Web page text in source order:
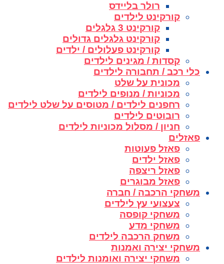
רולר בליידס
קורקינט לילדים
קורקינט 3 גלגלים
קורקינט גלגלים גדולים
קורקינט פעלולים / ילדים
קסדות / מגינים לילדים
כלי רכב / תחבורה לילדים
מכונית על שלט
מכוניות / מנופים לילדים
רחפנים לילדים / מטוסים על שלט לילדים
רובוטים לילדים
חניון / מסלול מכוניות לילדים
פאזלים
פאזל פעוטות
פאזל ילדים
פאזל ריצפה
פאזל מבוגרים
משחקי הרכבה / חברה
צעצועי עץ לילדים
משחקי קופסה
משחקי מדע
משחק הרכבה לילדים
משחקי יצירה ואמנות
משחקי יצירה ואומנות לילדים